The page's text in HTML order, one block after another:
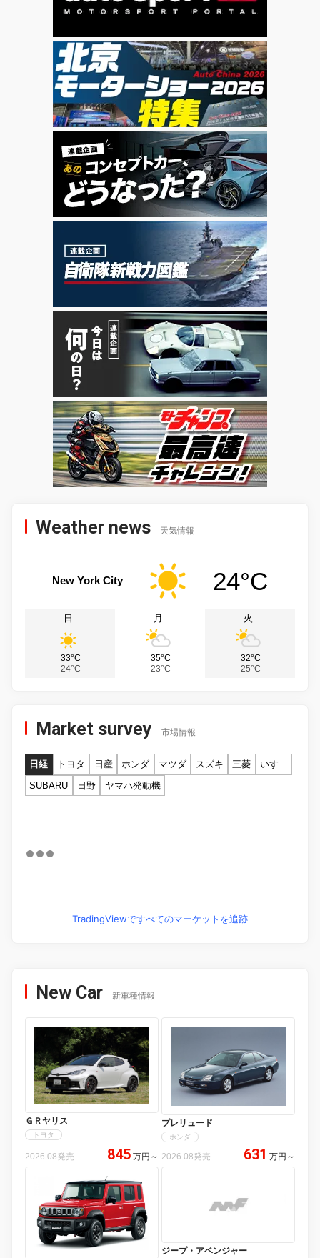
Weather news 天気情報
New York City 24°C
日
33°C
24°C
月
35°C
23°C
火
32°C
25°C
Market survey 市場情報
日経 トヨタ 日産 ホンダ マツダ スズキ 三菱
いすゞ
SUBARU
日野 ヤマハ発動機
TradingViewですべてのマーケットを追跡
New Car 新車種情報
ＧＲヤリス
トヨタ
2026.08発売 845 万円 ～
プレリュード
ホンダ
2026.08発売 631 万円 ～
ジープ・アベンジャー